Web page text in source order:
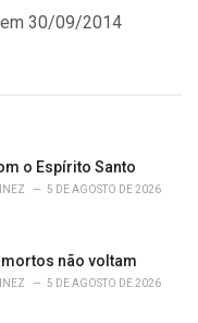
em 30/09/2014
o Espírito Santo
5 DE AGOSTO DE 2026
não voltam
5 DE AGOSTO DE 2026